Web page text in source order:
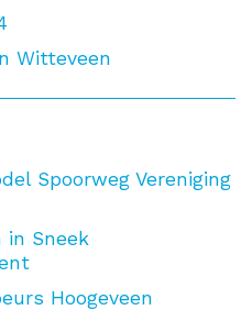
Witteveen
Spoorweg Vereniging
in Sneek
Hoogeveen